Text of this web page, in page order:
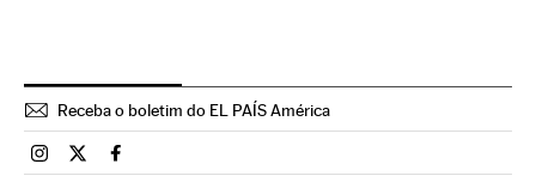
Receba o boletim do EL PAÍS América
Brasil El País Brasil en Instagram
Brasil El País Brasil en Twitter
Brasil El País Brasil en Facebook